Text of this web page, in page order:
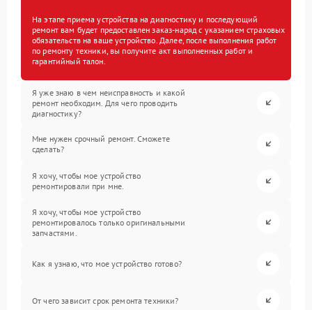
На этапе приема устройства на диагностику и последующий
ремонт вам будет предоставлен заказ-наряд с указанием страховых
обязательств на ваше устройство. Далее, после выполнения работ
по ремонту техники, вы получите акт выполненных работ и
гарантийный талон.
Я уже знаю в чем неисправность и какой
ремонт необходим. Для чего проводить
диагностику?
Мне нужен срочный ремонт. Сможете
сделать?
Я хочу, чтобы мое устройство
ремонтировали при мне.
Я хочу, чтобы мое устройство
ремонтировалось только оригинальными
запчастями.
Как я узнаю, что мое устройство готово?
От чего зависит срок ремонта техники?